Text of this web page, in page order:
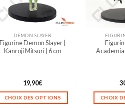
DEMON SLAYER
Figurine Demon Slayer |
Kanroji Mitsuri | 6 cm
19,90€
CHOIX DES OPTIONS
Academia
CHOIX